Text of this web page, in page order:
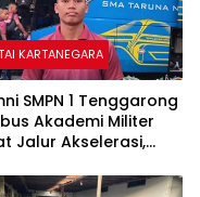
KARTANEGARA
SMPN 1 Tenggarong
Akademi Militer
Jalur Akselerasi,